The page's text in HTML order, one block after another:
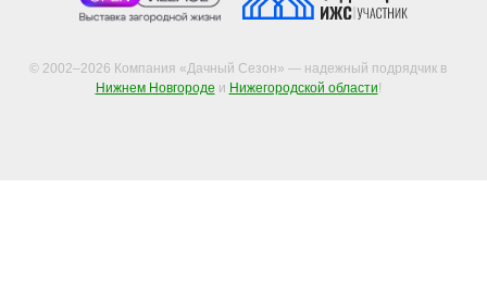
© 2002–2026 Компания «Дачный Сезон» — надежный подрядчик в
Нижнем Новгороде и Нижегородской области!